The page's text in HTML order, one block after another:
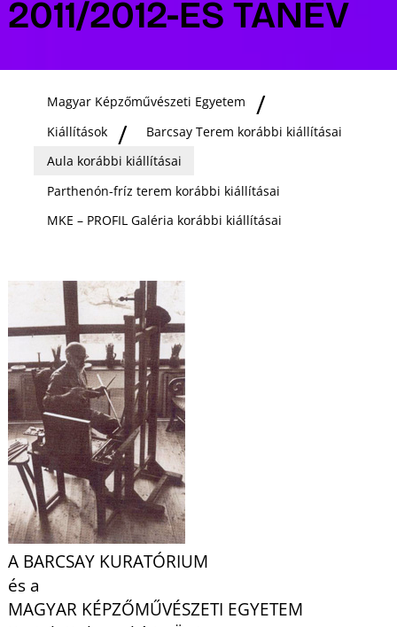
2011/2012-ES TANÉV
Magyar Képzőművészeti Egyetem
Kiállítások
Barcsay Terem korábbi kiállításai
Aula korábbi kiállításai
Parthenón-fríz terem korábbi kiállításai
MKE – PROFIL Galéria korábbi kiállításai
A BARCSAY KURATÓRIUM
és a
MAGYAR KÉPZŐMŰVÉSZETI EGYETEM